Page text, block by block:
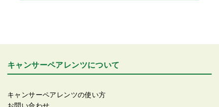
キャンサーペアレンツについて
キャンサーペアレンツの使い方